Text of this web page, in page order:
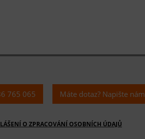
O ZPRACOVÁNÍ OSOBNÍCH ÚDAJŮ
765 065 Máte dotaz? Napište nám